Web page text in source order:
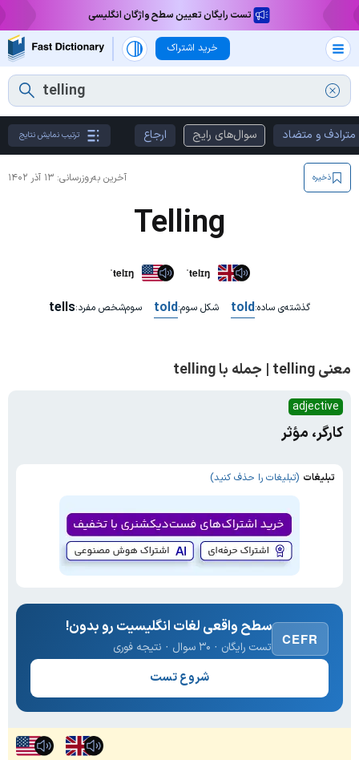
تست رایگان تعیین سطح واژگان انگلیسی
خرید اشتراک
مترادف و متضاد سوال‌های رایج ارجاع ترتیب نمایش نتایج
آخرین به‌روزرسانی: ۱۳ آذر ۱۴۰۲ ذخیره
Telling
ˈtelɪŋ ˈtelɪŋ
گذشته‌ی ساده:told شکل سوم:told سوم‌شخص مفرد:tells
معنی telling | جمله با telling
adjective
کارگر، مؤثر
تبلیغات (تبلیغات را حذف کنید)
CEFR
سطح واقعی لغات انگلیسیت رو بدون!
تست رایگان · ۳۰ سوال · نتیجه فوری
شروع تست